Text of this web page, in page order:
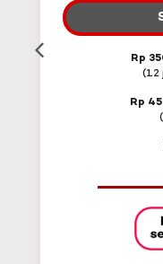
Suzuki Ertiga
- Rp 500.000